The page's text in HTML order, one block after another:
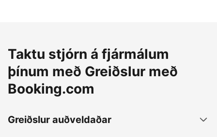
Taktu stjórn á fjármálum
þínum með Greiðslur með
Booking.com
Greiðslur auðveldaðar